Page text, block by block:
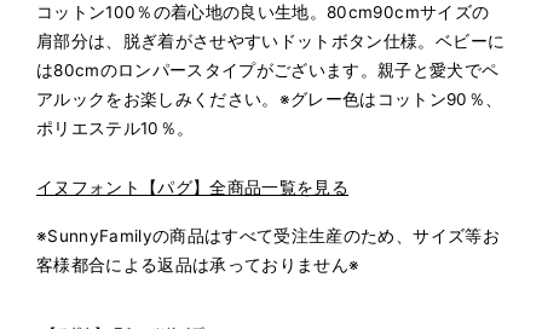
コットン100％の着心地の良い生地。80cm90cmサイズの
肩部分は、脱ぎ着がさせやすいドットボタン仕様。 ベビーに
は80cmのロンパースタイプがございます。親子と愛犬でペ
アルックをお楽しみください。※グレー色はコットン90％、
ポリエステル10％。
イヌフォント【パグ】全商品一覧を見る
※SunnyFamilyの商品はすべて受注生産のため、サイズ等お
客様都合による返品は承っておりません※